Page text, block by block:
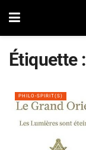
Étiquette :
PHILO-SPIRIT(S)